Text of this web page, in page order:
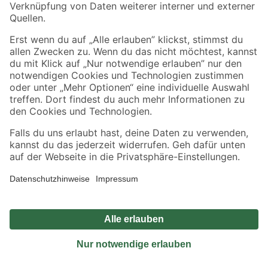
Sicher einkaufen
Jetzt die toom-App herunterladen
Alle Preisangaben in EUR inkl. gesetzl. MwSt.. Die dargestellten Angebote sind unter
Umständen nicht in allen Märkten verfügbar. Die angegebenen Verfügbarkeiten beziehen
Produkte nur solange der Vorrat reicht.
*Paketversand ab 59 € versandkostenfrei, gilt nicht für Artikel mit Speditionsversand, hier
Privatsphäre Impressum
Nutzungsbedingungen
Widerrufsrecht
Vertrag widerrufen